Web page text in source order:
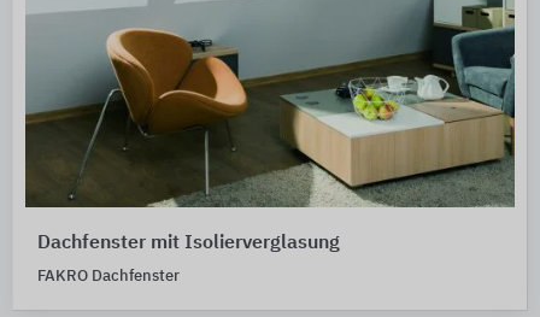
Dachfenster mit Isolierverglasung
FAKRO Dachfenster